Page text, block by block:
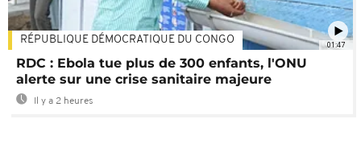
01:47
RÉPUBLIQUE DÉMOCRATIQUE DU CONGO
RDC : Ebola tue plus de 300 enfants, l'ONU
alerte sur une crise sanitaire majeure
Il y a 2 heures